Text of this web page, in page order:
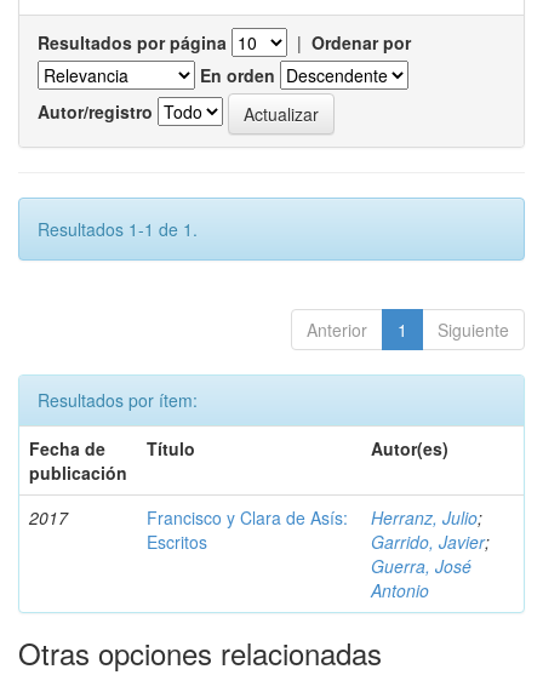
Resultados por página | Ordenar por
En orden
Autor/registro
Resultados 1-1 de 1.
Anterior 1 Siguiente
Resultados por ítem:
Fecha de
publicación
Título Autor(es)
2017
Francisco y Clara de Asís:
Escritos
Herranz, Julio;
Garrido, Javier;
Guerra, José
Antonio
Otras opciones relacionadas